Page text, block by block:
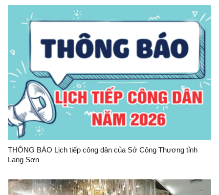
THÔNG BÁO Lịch tiếp công dân của Sở Công Thương tỉnh
Lạng Sơn